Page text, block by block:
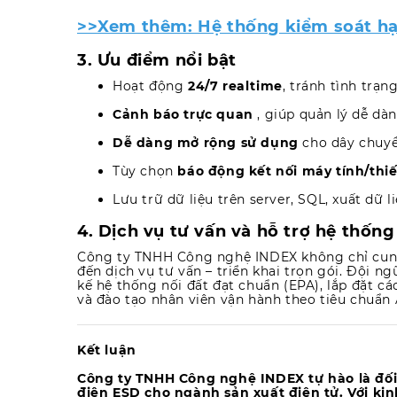
>>Xem thêm: Hệ thống kiểm soát
3. Ưu điểm nổi bật
Hoạt động 24/7 realtime, tránh tình
Cảnh báo trực quan , giúp quản lý dễ
Dễ dàng mở rộng sử dụng cho dây
Tùy chọn báo động kết nối máy tính/
Lưu trữ dữ liệu trên server, SQL, xuất dữ
4. Dịch vụ tư vấn và hỗ trợ hệ
Công ty TNHH Công nghệ INDEX không chỉ
đến dịch vụ tư vấn – triển khai trọn gói. Đội
kế hệ thống nối đất đạt chuẩn (EPA), lắp đặt
và đào tạo nhân viên vận hành theo tiêu chuẩn
Kết luận
Công ty TNHH Công nghệ INDEX tự hào là
điện ESD cho ngành sản xuất điện tử. Với